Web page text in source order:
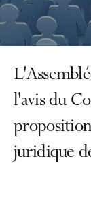
l'avis du
juridique